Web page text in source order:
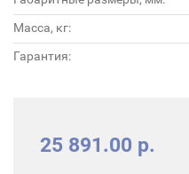
Масса, кг:
Гарантия:
25 891.00 р.